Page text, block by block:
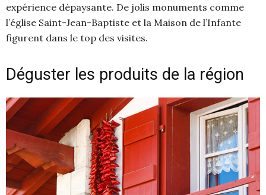
expérience dépaysante. De jolis monuments comme
l’église Saint-Jean-Baptiste et la Maison de l’Infante
figurent dans le top des visites.
Déguster les produits de la région